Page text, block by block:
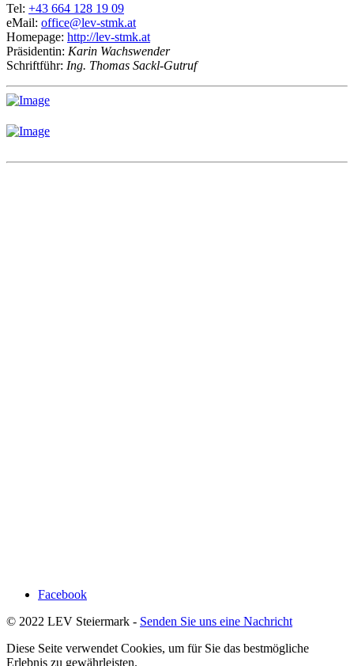
Tel: +43 664 128 19 09
eMail: office@lev-stmk.at
Homepage: http://lev-stmk.at
Präsidentin: Karin Wachswender
Schriftführ: Ing. Thomas Sackl-Gutruf
Facebook
© 2022 LEV Steiermark - Senden Sie uns eine Nachricht
Diese Seite verwendet Cookies, um für Sie das bestmögliche
Erlebnis zu gewährleisten.